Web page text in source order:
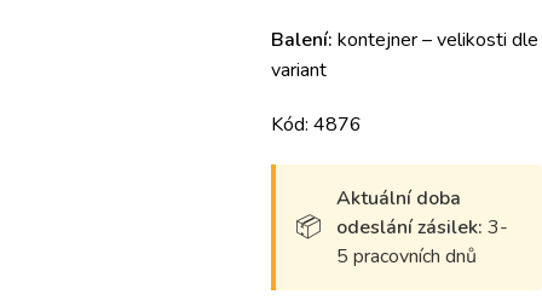
Balení: kontejner – velikosti dle
variant
Kód: 4876
Aktuální doba
odeslání zásilek: 3-
5 pracovních dnů